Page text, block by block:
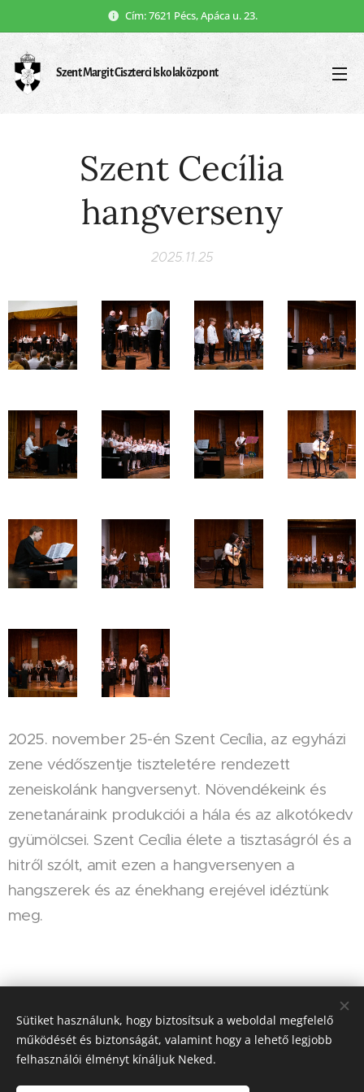
Cím: 7621 Pécs, Apáca u. 23.
Szent Margit Ciszterci Iskolaközpont
Szent Cecília
hangverseny
2025.11.25
2025. november 25-én Szent Cecília, az egyházi
zene védőszentje tiszteletére rendezett
zeneiskolánk hangversenyt. Növendékeink és
zenetanáraink produkciói a hála és az alkotókedv
gyümölcsei. Szent Cecília élete a tisztaságról és a
hitről szólt, amit ezen a hangversenyen a
hangszerek és az énekhang erejével idéztünk
meg.
Sütiket használunk, hogy biztosítsuk a weboldal megfelelő
működését és biztonságát, valamint hogy a lehető legjobb
felhasználói élményt kínáljuk Neked.